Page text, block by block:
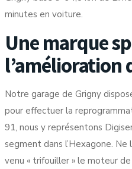
minutes en voiture.
Une marque
l’amélioration
Notre garage de Grigny
pour effectuer la
91, nous y représentons
segment dans l’Hexagone.
venu « trifouiller » le moteur